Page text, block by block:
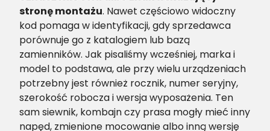
stronę montażu. Nawet częściowo widoczny
kod pomaga w identyfikacji, gdy sprzedawca
porównuje go z katalogiem lub bazą
zamienników. Jak pisaliśmy wcześniej, marka i
model to podstawa, ale przy wielu urządzeniach
potrzebny jest również rocznik, numer seryjny,
szerokość robocza i wersja wyposażenia. Ten
sam siewnik, kombajn czy prasa mogły mieć inny
napęd, zmienione mocowanie albo inną wersję